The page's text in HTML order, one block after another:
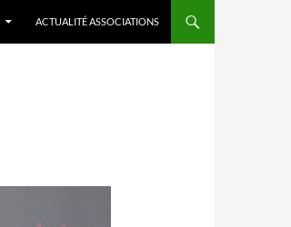
ACTUALITÉ ASSOCIATIONS